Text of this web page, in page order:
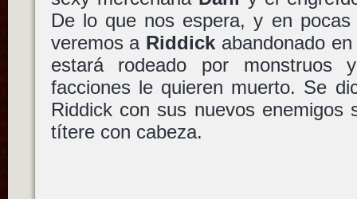
De lo que nos espera, y en
veremos a Riddick abandonado
estará rodeado por monstruos
facciones le quieren muerto. Se
Riddick con sus nuevos enemigos
títere con cabeza.